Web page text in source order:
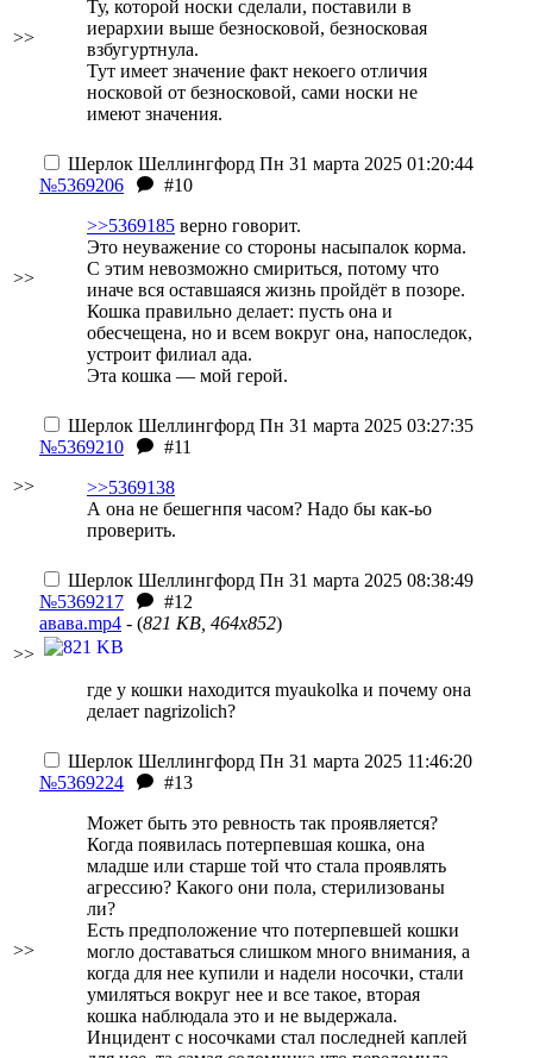
>>
Ту, которой носки сделали, поставили в
иерархии выше безносковой, безносковая
взбугyртнула.
Тут имеет значение факт некоего отличия
носковой от безносковой, сами носки не
имеют значения.
>>
Шерлок Шеллингфорд Пн 31 марта 2025 01:20:44
№5369206
#10
>>5369185 верно говорит.
Это неуважение со стороны насыпалок корма.
С этим невозможно смириться, потому что
иначе вся оставшаяся жизнь пройдёт в позоре.
Кошка правильно делает: пусть она и
обесчещена, но и всем вокруг она, напоследок,
устроит филиал ада.
Эта кошка — мой герой.
>>
Шерлок Шеллингфорд Пн 31 марта 2025 03:27:35
№5369210
#11
>>5369138
А она не бешегнпя часом? Надо бы как-ьо
проверить.
>>
Шерлок Шеллингфорд Пн 31 марта 2025 08:38:49
№5369217
#12
авава.mp4 - (821 KB, 464x852)
где у кошки находится myaukolka и почему она
делает nagrizolich?
>>
Шерлок Шеллингфорд Пн 31 марта 2025 11:46:20
№5369224
#13
Может быть это ревность так проявляется?
Когда появилась потерпевшая кошка, она
младше или старше той что стала проявлять
агрессию? Какого они пола, стерилизованы
ли?
Есть предположение что потерпевшей кошки
могло доставаться слишком много внимания, а
когда для нее купили и надели носочки, стали
умиляться вокруг нее и все такое, вторая
кошка наблюдала это и не выдержала.
Инцидент с носочками стал последней каплей